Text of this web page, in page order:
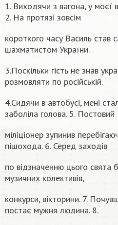
1. Виходячи з вагона, у моєї
2. На протязі зовсім
короткого часу Василь став
шахматистом України.
3.Поскільки гість не знав
розмовляти по російській.
4.Сидячи в автобусі, мені
заболіла голова. 5. Постовий
міліціонер зупинив
пішохода. 6. Серед заходів
по відзначенню цього свята
музичних колективів,
конкурси, вікторини. 7.
постає мужня людина. 8.